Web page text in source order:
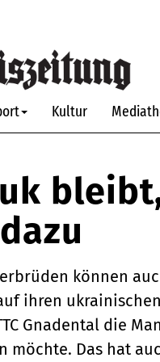
Kultur
können
ihren
Gnadental die
Das hat